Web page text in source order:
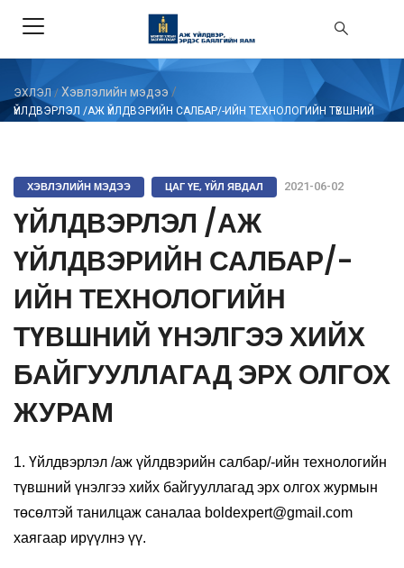
ЭХЛЭЛ / Хэвлэлийн мэдээ /
ҮЙЛДВЭРЛЭЛ /АЖ ҮЙЛДВЭРИЙН САЛБАР/-ИЙН ТЕХНОЛОГИЙН ТҮВШНИЙ
ХЭВЛЭЛИЙН МЭДЭЭ ЦАГ ҮЕ, ҮЙЛ ЯВДАЛ 2021-06-02
ҮЙЛДВЭРЛЭЛ /АЖ
ҮЙЛДВЭРИЙН САЛБАР/-
ИЙН ТЕХНОЛОГИЙН
ТҮВШНИЙ ҮНЭЛГЭЭ ХИЙХ
БАЙГУУЛЛАГАД ЭРХ ОЛГОХ
ЖУРАМ
1. Үйлдвэрлэл /аж үйлдвэрийн салбар/-ийн технологийн
түвшний үнэлгээ хийх байгууллагад эрх олгох журмын
төсөлтэй танилцаж саналаа boldexpert@gmail.com
хаягаар ирүүлнэ үү.